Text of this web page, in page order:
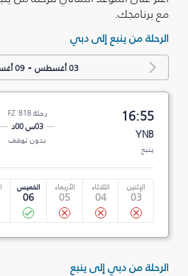
مع برنامجك.
الرحلة من ينبع إلى دبي
03 أغسطس -09 أغسطس
16:55
YNB
ينبع
رحلة FZ 818
03س 00د
بدون توقف
الإثنين
03
الثلاثاء
04
الأربعاء
05
الخميس
06
الرحلة من دبي إلى ينبع